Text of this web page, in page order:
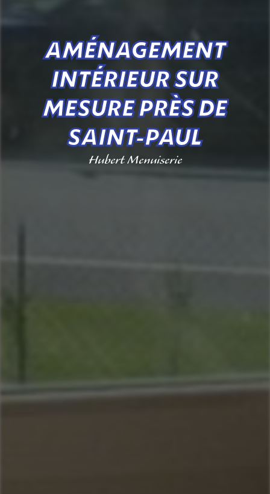
AMÉNAGEMENT
INTÉRIEUR SUR
MESURE PRÈS DE
SAINT-PAUL
Hubert Menuiserie